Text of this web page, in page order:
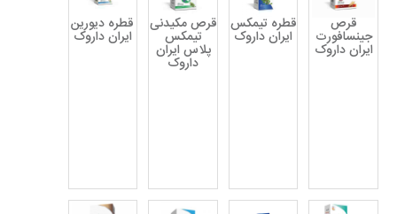
قرص
جینسافورت
ایران داروک
قطره تیمکس
ایران داروک
قرص مکیدنی
تیمکس
پلاس ایران
داروک
قطره دیورین
ایران داروک